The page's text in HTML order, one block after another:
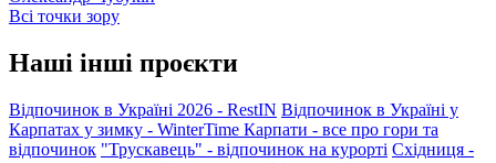
Всі точки зору
Наші інші проєкти
Відпочинок в Україні 2026 - RestIN Відпочинок в Україні у
Карпатах у зимку - WinterTime Карпати - все про гори та
відпочинок "Трускавець" - відпочинок на курорті Східниця -